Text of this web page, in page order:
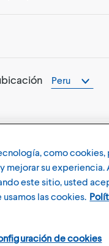
Peru
de Uso, Política de
como cookies,
mejorar su experiencia.
este sitio, usted
usamos las cookies.
de cookies